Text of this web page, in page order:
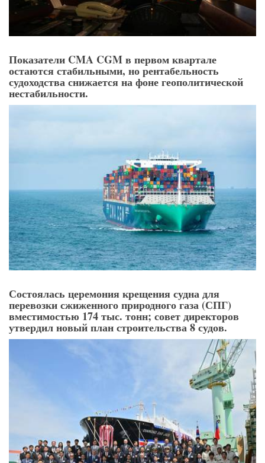
Показатели CMA CGM в первом квартале
остаются стабильными, но рентабельность
судоходства снижается на фоне геополитической
нестабильности.
Состоялась церемония крещения судна для
перевозки сжиженного природного газа (СПГ)
вместимостью 174 тыс. тонн; совет директоров
утвердил новый план строительства 8 судов.